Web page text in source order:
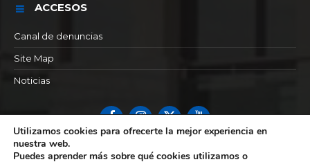
ACCESOS
Canal de denuncias
Site Map
Noticias
FacebookInstagram
X YouTube
Utilizamos cookies para ofrecerte la mejor experiencia en
nuestra web.
Puedes aprender más sobre qué cookies utilizamos o